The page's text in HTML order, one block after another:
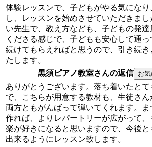
体験レッスンで、子どもがやる気にな
し、レッスンを始めさせていただきま
い先生で、教え方なども、子どもの発
くださる感じで、子どもも安心して通っ
続けてもらえればと思うので、引き続
たします。
黒須ピアノ教室さんの返信
ありがとうございます。落ち着いたと
で、こちらが用意する教材も、生徒さん
両方ともがんばって弾いてくれます。ま
作れば、よりレパートリーが広がって
楽が好きになると思いますので、今後
出来るようにレッスン致します。